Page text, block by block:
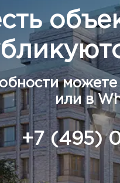
можете
или в
+7 (495)